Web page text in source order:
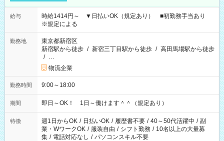
給与
時給1414円～ ▼日払いOK（規定あり） ■初勤務手当あり
※規定による
勤務地
東京都新宿区
新宿駅から徒歩 / 新宿三丁目駅から徒歩 / 高田馬場駅から徒歩
/ …
物流企業
勤務時間 9:00～18:00
期間 即日～OK！ 1日～働けます＾＾（規定あり）
特徴 週1日からOK / 日払いOK / 履歴書不要 / 40～50代活躍中 / 副
業・WワークOK / 服装自由 / シフト勤務 / 10名以上の大量募
集 / 電話対応なし / パソコンスキル不要